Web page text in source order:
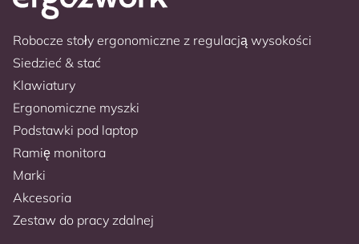
Robocze stoły ergonomiczne z regulacją wysokości
Siedzieć & stać
Klawiatury
Ergonomiczne myszki
Podstawki pod laptop
Ramię monitora
Marki
Akcesoria
Zestaw do pracy zdalnej